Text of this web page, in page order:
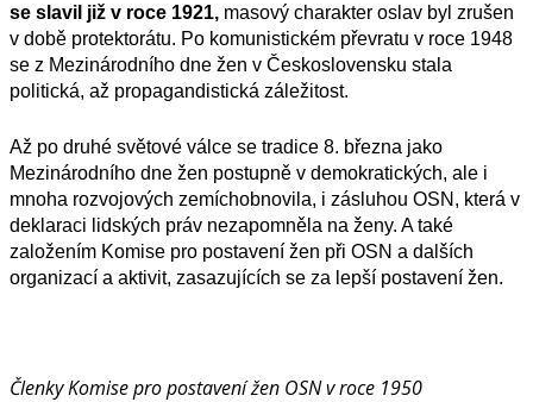
se slavil již v roce 1921, masový charakter oslav byl zrušen
v době protektorátu. Po komunistickém převratu v roce 1948
se z Mezinárodního dne žen v Československu stala
politická, až propagandistická záležitost.
Až po druhé světové válce se tradice 8. března jako
Mezinárodního dne žen postupně v demokratických, ale i
mnoha rozvojových zemíchobnovila, i zásluhou OSN, která v
deklaraci lidských práv nezapomněla na ženy. A také
založením Komise pro postavení žen při OSN a dalších
organizací a aktivit, zasazujících se za lepší postavení žen.
Členky Komise pro postavení žen OSN v roce 1950